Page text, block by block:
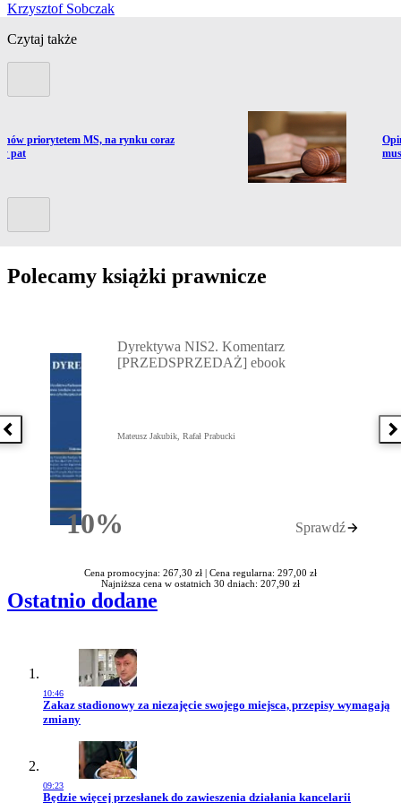
Krzysztof Sobczak
Czytaj także
do artykułu:
priorytetem MS, na rynku coraz
pat
Polecamy książki prawnicze
Poprzednia książka
10%Rabatu
Dyrektywa NIS2. Komentarz
[PRZEDSPRZEDAŻ] ebook
Mateusz Jakubik, Rafał Prabucki
Sprawdź
Cena promocyjna: 267,30 zł | Cena regularna: 297,00 zł
Najniższa cena w ostatnich 30 dniach: 207,90 zł
Ostatnio dodane
10:46
Przejdź do artykułu:
Zakaz stadionowy za niezajęcie swojego miejsca, przepisy wymagają
zmiany
09:23
Przejdź do artykułu:
Będzie więcej przesłanek do zawieszenia działania kancelarii